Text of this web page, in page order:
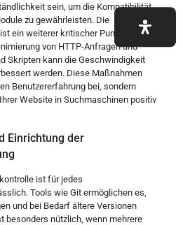
sein, um die Kompatibilität
zu gewährleisten. Die
ein weiterer kritischer Punkt. Durch
von HTTP-Anfragen und
Skripten kann die Geschwindigkeit
werden. Diese Maßnahmen
Benutzererfahrung bei, sondern
Website in Suchmaschinen positiv
Einrichtung der
ist für jedes
Tools wie Git ermöglichen es,
und bei Bedarf ältere Versionen
besonders nützlich, wenn mehrere